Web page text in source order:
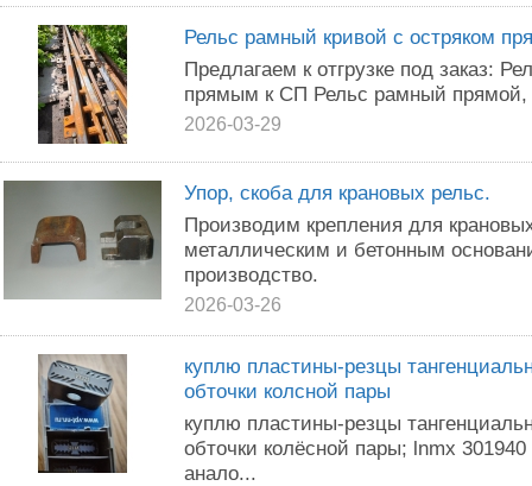
Рельс рамный кривой с остряком
Предлагаем к отгрузке под заказ:
прямым к СП Рельс рамный прямой,
2026-03-29
Упор, скоба для крановых рельс.
Производим крепления для
металлическим и бетонным
производство.
2026-03-26
куплю пластины-резцы
обточки колсной пары
куплю пластины-резцы
обточки колёсной пары; lnmx
анало...